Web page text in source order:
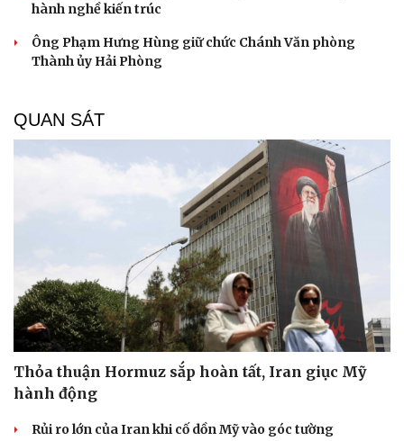
hành nghề kiến trúc
Ông Phạm Hưng Hùng giữ chức Chánh Văn phòng
Thành ủy Hải Phòng
QUAN SÁT
Thỏa thuận Hormuz sắp hoàn tất, Iran giục Mỹ
hành động
Rủi ro lớn của Iran khi cố dồn Mỹ vào góc tường